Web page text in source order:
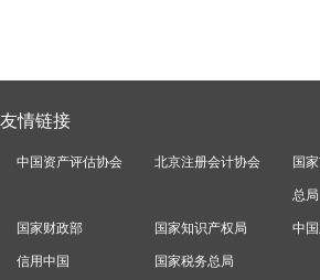
友情链接
中国资产评估协会 北京注册会计协会 国
总局
国家财政部 国家知识产权局 中
信用中国 国家税务总局